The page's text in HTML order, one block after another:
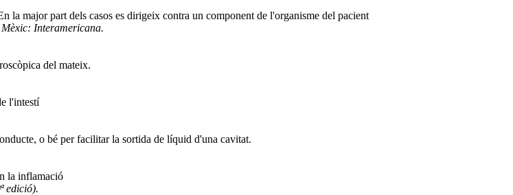
la major part dels casos es dirigeix contra un component de l'organisme del pacient
Interamericana.
del mateix.
l'intestí
o bé per facilitar la sortida de líquid d'una cavitat.
la inflamació
edició).